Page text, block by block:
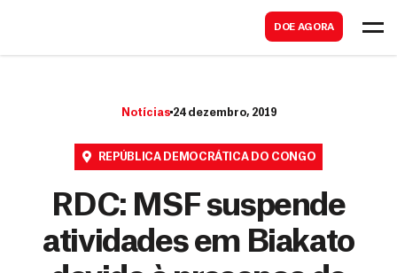
DOE AGORA
Notícias 24 dezembro, 2019
REPÚBLICA DEMOCRÁTICA DO CONGO
RDC: MSF suspende
atividades em Biakato
a
r